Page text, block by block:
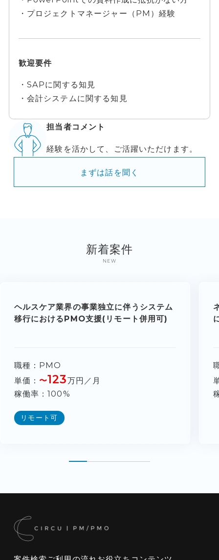
・プロジェクトマネージャー（PM）経験
歓迎要件
・SAPに関する知見
・会計システムに関する知見
担当者コメント
経験を活かして、ご活躍いただけます。
まずは話を聞く
新着案件
NEW
ヘルスケア業界の事業独立に伴うシステム
移行におけるPMO支援(リモート併用可)
職種
PMO
単価
〜123万円／月
稼働率
100%
リモート可